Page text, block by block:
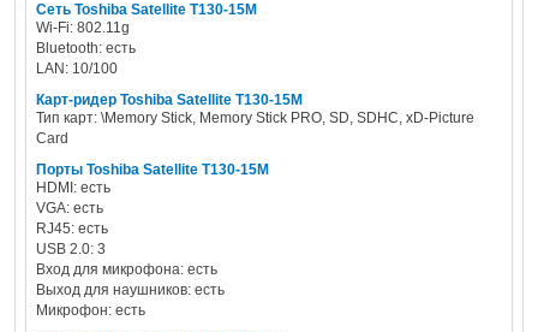
Сеть Toshiba Satellite T130-15M
Wi-Fi: 802.11g
Bluetooth: есть
LAN: 10/100
Карт-ридер Toshiba Satellite T130-15M
Тип карт: \Memory Stick, Memory Stick PRO, SD, SDHC, xD-Picture
Card
Порты Toshiba Satellite T130-15M
HDMI: есть
VGA: есть
RJ45: есть
USB 2.0: 3
Вход для микрофона: есть
Выход для наушников: есть
Микрофон: есть